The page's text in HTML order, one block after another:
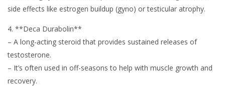
side effects like estrogen buildup (gyno) or testicular atrophy.
4. **Deca Durabolin**
– A long-acting steroid that provides sustained releases of
testosterone.
– It’s often used in off-seasons to help with muscle growth and
recovery.